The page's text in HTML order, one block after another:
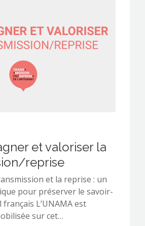
et valoriser la
reprise
et la reprise : un
pour préserver le savoir-
L’UNAMA est
sur cet…